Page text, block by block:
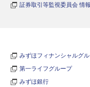
証券取引等監視委員会 情
みずほフィナンシャルグ
第一ライフグループ
みずほ銀行